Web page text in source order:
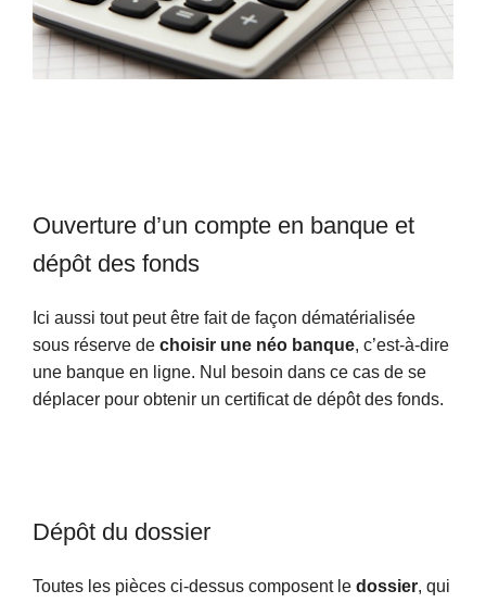
Ouverture d’un compte en banque et
dépôt des fonds
Ici aussi tout peut être fait de façon dématérialisée
sous réserve de choisir une néo banque, c’est-à-dire
une banque en ligne. Nul besoin dans ce cas de se
déplacer pour obtenir un certificat de dépôt des fonds.
Dépôt du dossier
Toutes les pièces ci-dessus composent le dossier, qui